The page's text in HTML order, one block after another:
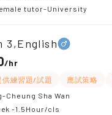
tutor-University
3,English
/hr
供練習題/試題 應試策略
Cheung Sha Wan
-1.5Hour/cls